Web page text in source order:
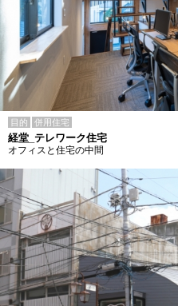
目的 併用住宅
経堂_テレワーク住宅
オフィスと住宅の中間